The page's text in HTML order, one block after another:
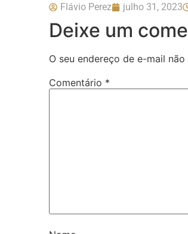
Flávio Perez julho 31, 2023
Deixe um
O seu endereço de e-mail
Comentário *